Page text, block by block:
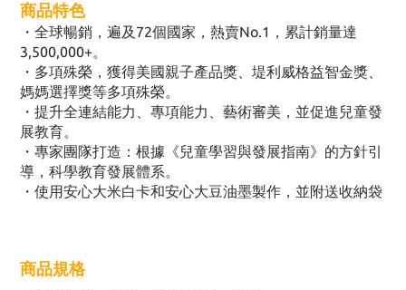
商品特色
・全球暢銷，遍及72個國家，熱賣No.1，累計銷量達
3,500,000+。
・多項殊榮，獲得美國親子產品獎、堤利威格益智金獎、
媽媽選擇獎等多項殊榮。
・提升全連結能力、專項能力、藝術審美，並促進兒童發
展教育。
・專家團隊打造：根據《兒童學習與發展指南》的方針引
導，科學教育發展體系。
・使用安心大米白卡和安心大豆油墨製作，並附送收納袋
商品規格